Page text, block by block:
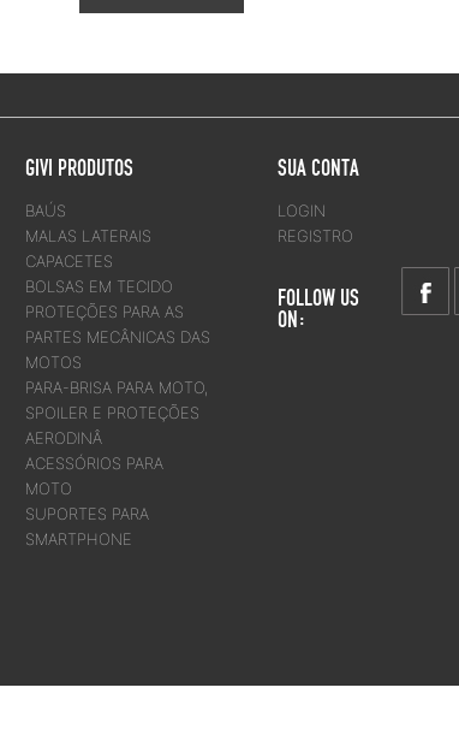
GIVI PRODUTOS
BAÚS
MALAS LATERAIS
CAPACETES
BOLSAS EM TECIDO
PROTEÇÕES PARA AS
PARTES MECÂNICAS DAS
MOTOS
PARA-BRISA PARA MOTO,
SPOILER E PROTEÇÕES
AERODINÂ
ACESSÓRIOS PARA
MOTO
SUPORTES PARA
SMARTPHONE
SUA CONTA
LOGIN
REGISTRO
FOLLOW US
ON: